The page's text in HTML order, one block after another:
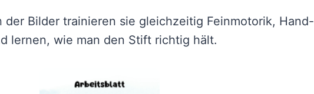
der Bilder trainieren sie gleichzeitig Feinmotorik, Hand-
lernen, wie man den Stift richtig hält.